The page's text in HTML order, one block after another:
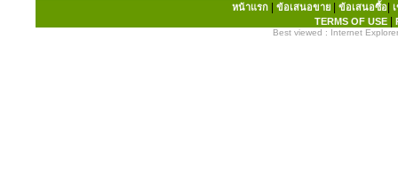
หน้าแรก| ข้อเสนอขาย| ข้อเสนอซื้อ
TERMS OF USE|
Best viewed : Internet